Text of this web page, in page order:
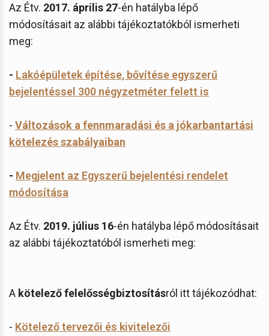
Az Étv. 2017. április 27-én hatályba lépő
módosításait az alábbi tájékoztatókból ismerheti
meg:
- Lakóépületek építése, bővítése egyszerű
bejelentéssel 300 négyzetméter felett is
- Változások a fennmaradási és a jókarbantartási
kötelezés szabályaiban
- Megjelent az Egyszerű bejelentési rendelet
módosítása
Az Étv. 2019. július 16-én hatályba lépő módosításait
az alábbi tájékoztatóból ismerheti meg:
A kötelező felelősségbiztosításról itt tájékozódhat:
- Kötelező tervezői és kivitelezői